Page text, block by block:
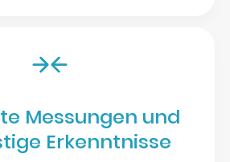
Messungen und
Erkenntnisse